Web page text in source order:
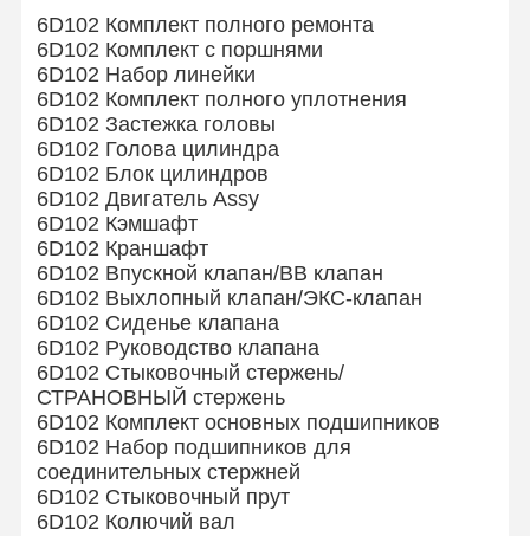
машинные части weichai
Детали двигателя Perkins
6D102 Комплект полного ремонта
6D102 Комплект с поршнями
6D102 Набор линейки
6D102 Комплект полного уплотнения
6D102 Застежка головы
6D102 Голова цилиндра
6D102 Блок цилиндров
6D102 Двигатель Assy
6D102 Кэмшафт
6D102 Краншафт
6D102 Впускной клапан/ВВ клапан
6D102 Выхлопный клапан/ЭКС-клапан
6D102 Сиденье клапана
6D102 Руководство клапана
6D102 Стыковочный стержень/
СТРАНОВНЫЙ стержень
6D102 Комплект основных подшипников
6D102 Набор подшипников для
соединительных стержней
6D102 Стыковочный прут
6D102 Колючий вал